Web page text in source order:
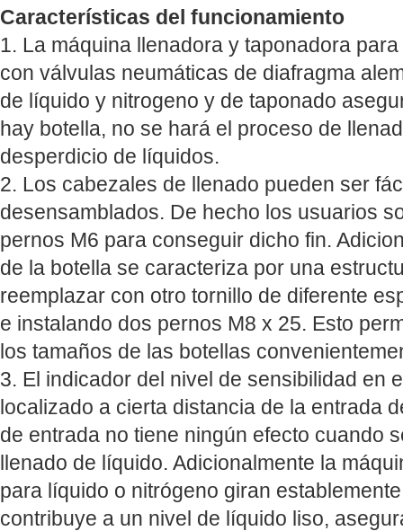
Características del funcionamiento
1. La máquina llenadora y taponadora
con válvulas neumáticas de diafragma
de líquido y nitrogeno y de taponado
hay botella, no se hará el proceso de
desperdicio de líquidos.
2. Los cabezales de llenado pueden ser
desensamblados. De hecho los usuarios
pernos M6 para conseguir dicho fin.
de la botella se caracteriza por una
reemplazar con otro tornillo de diferente
e instalando dos pernos M8 x 25. Esto
los tamaños de las botellas
3. El indicador del nivel de sensibilidad en
localizado a cierta distancia de la entrada
de entrada no tiene ningún efecto cuando
llenado de líquido. Adicionalmente la
para líquido o nitrógeno giran
contribuye a un nivel de líquido liso,